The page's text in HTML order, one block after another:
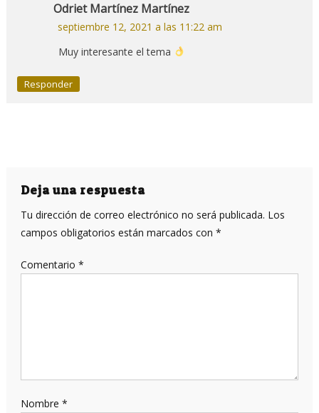
Odriet Martínez Martínez
septiembre 12, 2021 a las 11:22 am
Muy interesante el tema
Responder
Deja una respuesta
Tu dirección de correo electrónico no será publicada. Los
campos obligatorios están marcados con *
Comentario *
Nombre *